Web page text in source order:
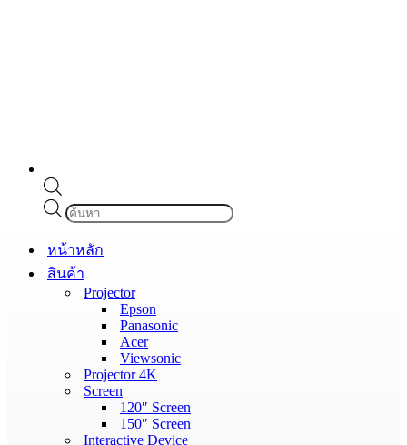
Products
search
หน้าหลัก
สินค้า
Projector
Epson
Panasonic
Acer
Viewsonic
Projector 4K
Screen
120″ Screen
150″ Screen
Interactive Device